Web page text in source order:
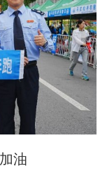
油